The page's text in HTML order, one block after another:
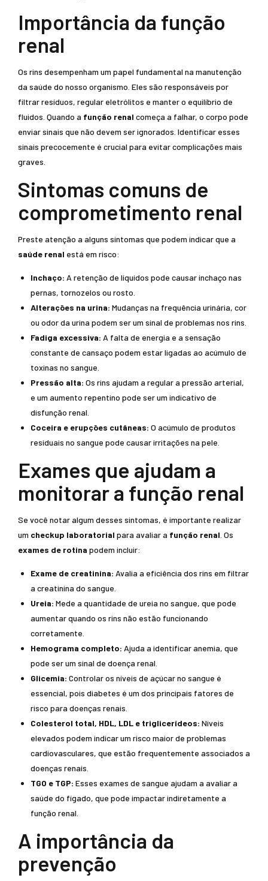
Importância da função
renal
Os rins desempenham um papel fundamental na manutenção
da saúde do nosso organismo. Eles são responsáveis por
filtrar resíduos, regular eletrólitos e manter o equilíbrio de
fluidos. Quando a função renal começa a falhar, o corpo pode
enviar sinais que não devem ser ignorados. Identificar esses
sinais precocemente é crucial para evitar complicações mais
graves.
Sintomas comuns de
comprometimento renal
Preste atenção a alguns sintomas que podem indicar que a
saúde renal está em risco:
Inchaço: A retenção de líquidos pode causar inchaço nas
pernas, tornozelos ou rosto.
Alterações na urina: Mudanças na frequência urinária, cor
ou odor da urina podem ser um sinal de problemas nos rins.
Fadiga excessiva: A falta de energia e a sensação
constante de cansaço podem estar ligadas ao acúmulo de
toxinas no sangue.
Pressão alta: Os rins ajudam a regular a pressão arterial,
e um aumento repentino pode ser um indicativo de
disfunção renal.
Coceira e erupções cutâneas: O acúmulo de produtos
residuais no sangue pode causar irritações na pele.
Exames que ajudam a
monitorar a função renal
Se você notar algum desses sintomas, é importante realizar
um checkup laboratorial para avaliar a função renal . Os
exames de rotina podem incluir:
Exame de creatinina: Avalia a eficiência dos rins em filtrar
a creatinina do sangue.
Ureia: Mede a quantidade de ureia no sangue, que pode
aumentar quando os rins não estão funcionando
corretamente.
Hemograma completo: Ajuda a identificar anemia, que
pode ser um sinal de doença renal.
Glicemia: Controlar os níveis de açúcar no sangue é
essencial, pois diabetes é um dos principais fatores de
risco para doenças renais.
Colesterol total, HDL, LDL e triglicerídeos: Níveis
elevados podem indicar um risco maior de problemas
cardiovasculares, que estão frequentemente associados a
doenças renais.
TGO e TGP: Esses exames de sangue ajudam a avaliar a
saúde do fígado, que pode impactar indiretamente a
função renal.
A importância da
prevenção